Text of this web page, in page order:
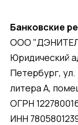
Банковские
ООО
Юридический
Петербург, ул.
литера А,
ОГРН
ИНН